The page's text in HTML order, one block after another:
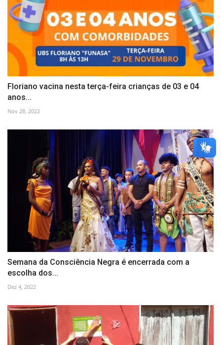
Floriano vacina nesta terça-feira crianças de 03 e 04
anos...
Nov 28, 2022
Semana da Consciência Negra é encerrada com a
escolha dos...
Dez 4, 2022